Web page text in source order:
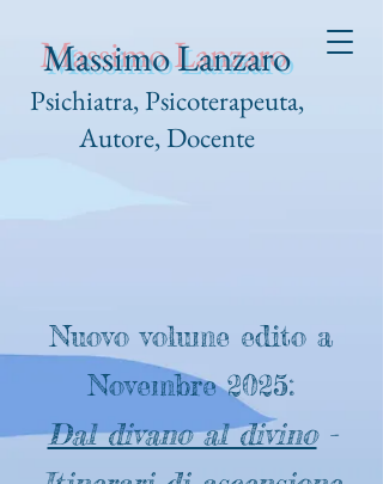
Massimo Lanzaro
Psichiatra, Psicoterapeuta,
Autore, Docente
Nuovo volume edito a
Novembre 2025:
Dal divano al divino-